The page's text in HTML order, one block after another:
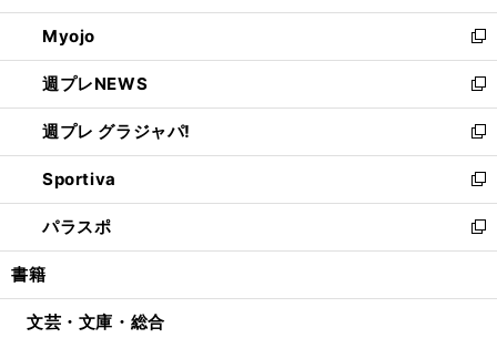
開
く
ウ
で
開
く
ン
ド
ウ
で
開
く
ウ
ィ
ン
ド
ウ
で
開
く
Myojo
新
し
い
ウ
ィ
ン
ド
ウ
で
開
週プレNEWS
新
し
い
ウ
ィ
ン
ド
ウ
開
週プレ グラジャパ!
新
し
い
ウ
ィ
ン
ウ
Sportiva
新
し
い
ウ
ン
パラスポ
新
し
ウ
書籍
文芸・文庫・総合